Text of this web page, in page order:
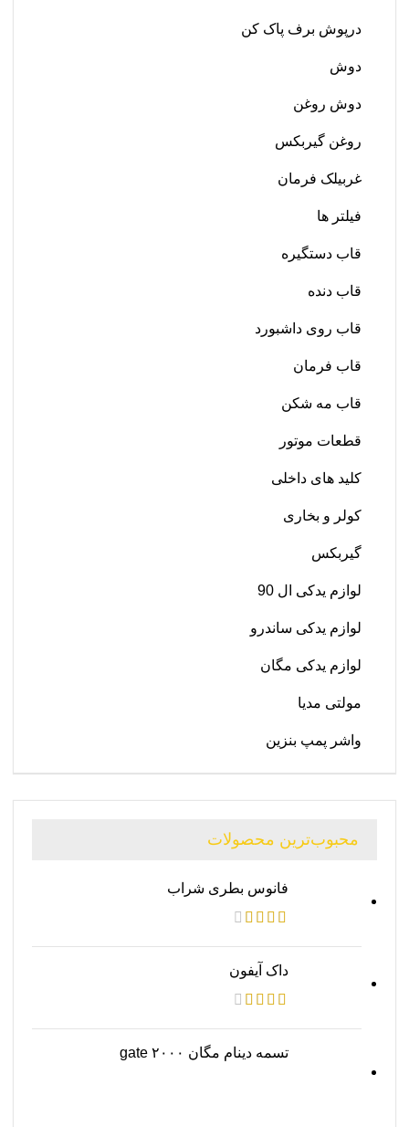
درپوش برف پاک کن
دوش
دوش روغن
روغن گیربکس
غربیلک فرمان
فیلتر ها
قاب دستگیره
قاب دنده
قاب روی داشبورد
قاب فرمان
قاب مه شکن
قطعات موتور
کلید های داخلی
کولر و بخاری
گیربکس
لوازم یدکی ال 90
لوازم یدکی ساندرو
لوازم یدکی مگان
مولتی مدیا
واشر پمپ بنزین
محبوب‌ترین محصولات
فانوس بطری شراب
داک آیفون
تسمه دینام مگان ۲۰۰۰ gate